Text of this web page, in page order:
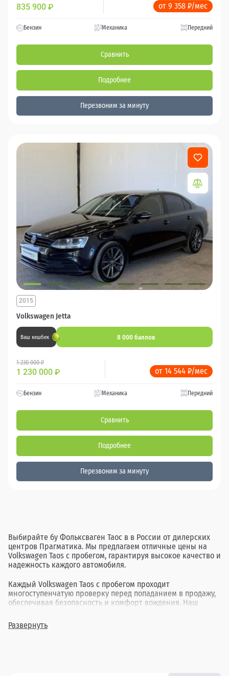
835 900 ₽ от 9 358 ₽/мес
Бензин Механика Передний
Сравнить
Подробнее
Перезвоним за минуту
Volkswagen Jetta
2015
Ваш кешбек 8 000 баллов
1 230 000 ₽
1 230 000 ₽ от 14 544 ₽/мес
Бензин Механика Передний
Сравнить
Подробнее
Перезвоним за минуту
Выбирайте бу Фольксваген Таос в в России от дилерских
центров Прагматика. Мы предлагаем отличные цены на
Volkswagen Taos с пробегом, гарантируя высокое качество и
надежность каждого автомобиля.
Каждый Volkswagen Taos с пробегом проходит
многоступенчатую проверку перед попаданием в продажу,
обеспечивая безопасность и комфорт вождения. Наш
года выпуска, позволяя найти идеальный вариант для
каждого клиента.
Развернуть